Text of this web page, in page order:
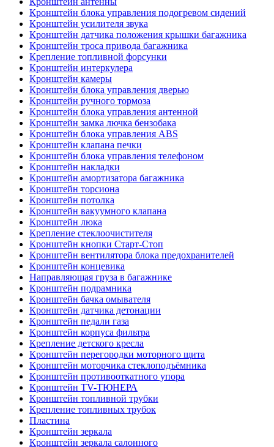
Кронштейн блока управления подогревом сидений
Кронштейн усилителя звука
Кронштейн датчика положения крышки багажника
Кронштейн троса привода багажника
Крепление топливной форсунки
Кронштейн интеркулера
Кронштейн камеры
Кронштейн блока управления дверью
Кронштейн ручного тормоза
Кронштейн блока управления антенной
Кронштейн замка лючка бензобака
Кронштейн блока управления ABS
Кронштейн клапана печки
Кронштейн блока управления телефоном
Кронштейн накладки
Кронштейн амортизатора багажника
Кронштейн торсиона
Кронштейн потолка
Кронштейн вакуумного клапана
Кронштейн люка
Крепление стеклоочистителя
Кронштейн кнопки Старт-Стоп
Кронштейн вентилятора блока предохранителей
Кронштейн концевика
Направляющая груза в багажнике
Кронштейн подрамника
Кронштейн бачка омывателя
Кронштейн датчика детонации
Кронштейн педали газа
Кронштейн корпуса фильтра
Крепление детского кресла
Кронштейн перегородки моторного щита
Кронштейн моторчика стеклоподъёмника
Кронштейн противооткатного упора
Кронштейн TV-ТЮНЕРА
Кронштейн топливной трубки
Крепление топливных трубок
Пластина
Кронштейн зеркала
Кронштейн зеркала салонного